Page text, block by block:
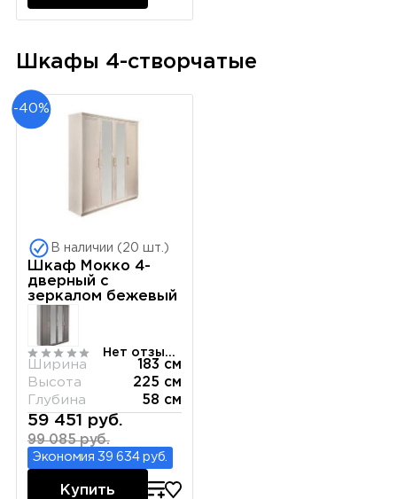
Шкафы 4-створчатые
-40%
В наличии (20 шт.)
Шкаф Мокко 4-
дверный с
зеркалом бежевый
Нет отзывов
Ширина
183 см
Высота
225 см
Глубина
58 см
59 451 руб.
99 085 руб.
Экономия 39 634 руб.
Купить